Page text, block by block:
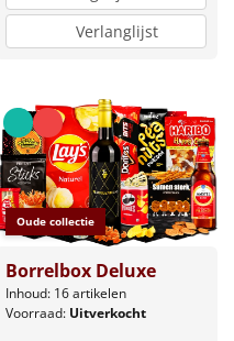
Verlanglijst
Oude collectie
Borrelbox Deluxe
Inhoud: 16 artikelen
Voorraad: Uitverkocht